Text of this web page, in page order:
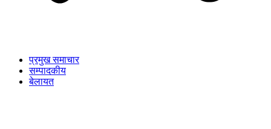
प्रमुख समाचार
सम्पादकीय
बेलायत